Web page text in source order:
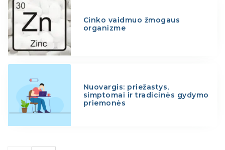
Cinko vaidmuo žmogaus
organizme
Nuovargis: priežastys,
simptomai ir tradicinės gydymo
priemonės